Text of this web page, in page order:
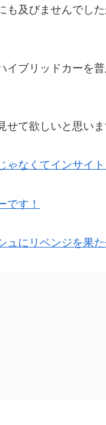
も及びませんでし
イブリッドカーを
て欲しいと思いま
ゃなくてインサイト
です！
ュにリベンジを果た